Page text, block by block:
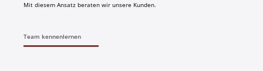
Mit diesem Ansatz beraten wir unsere Kunden.
Team kennenlernen